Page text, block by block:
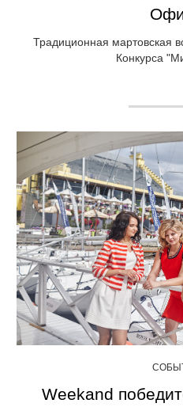
Традиционная мартовская
Конкурса
Weekand